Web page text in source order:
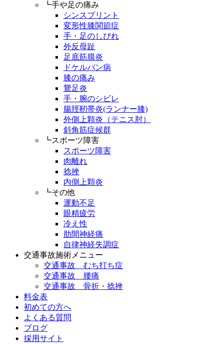
┗手や足の痛み
シンスプリント
変形性膝関節症
手・足のしびれ
外反母趾
足底筋膜炎
ドケルバン病
膝の痛み
鵞足炎
手・腕のシビレ
腸脛靭帯炎(ランナー膝)
外側上顆炎（テニス肘）
斜角筋症候群
┗スポーツ障害
スポーツ障害
肉離れ
捻挫
内側上顆炎
┗その他
運動不足
眼精疲労
冷え性
肋間神経痛
自律神経失調症
交通事故施術メニュー
交通事故 むち打ち症
交通事故 腰痛
交通事故 骨折・捻挫
料金表
初めての方へ
よくある質問
ブログ
採用サイト